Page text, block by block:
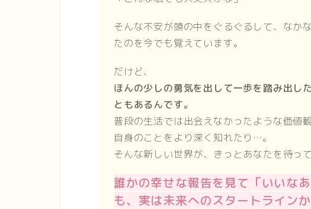
そんな不安が頭の中をぐるぐるして、なか
たのを今でも覚えています。
だけど、
ほんの少しの勇気を出して一歩を踏み出し
ともあるんです。
普段の生活では出会えなかったような価値
自身のことをより深く知れたり…。
そんな新しい世界が、きっとあなたを待って
誰かの幸せな報告を見て「いいな
も、実は未来へのスタートラインか